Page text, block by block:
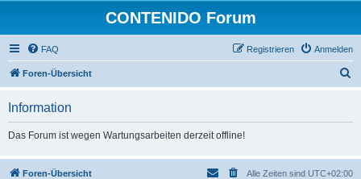
CONTENIDO Forum
FAQ Anmelden
Registrieren
Foren-Übersicht
Information
Das Forum ist wegen Wartungsarbeiten derzeit offline!
Foren-Übersicht Alle Zeiten sind UTC+02:00